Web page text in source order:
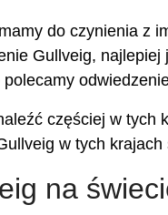
do czynienia z
Gullveig,
częściej w tych
w tych
na